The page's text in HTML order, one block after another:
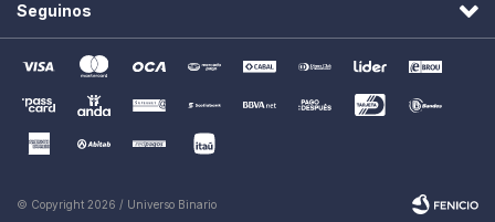
Seguinos
© Copyright 2026 / Universo Binario